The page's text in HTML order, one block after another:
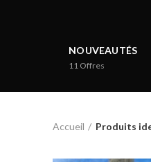
NOUVEAUTÉS
11 Offres
Accueil Produits